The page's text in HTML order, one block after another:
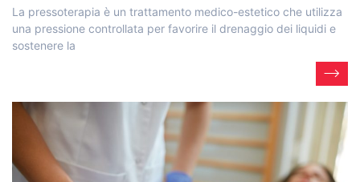
La pressoterapia è un trattamento medico-estetico che utilizza
una pressione controllata per favorire il drenaggio dei liquidi e
sostenere la